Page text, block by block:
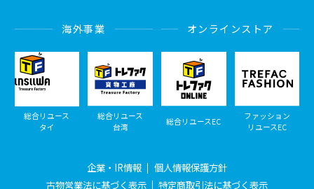
海外事業
総合リユース
タイ
総合リユース
台湾
オンラインストア
総合リユースEC
ファッション
リユースEC
企業・IR情報
個人情報保護方針
古物営業法に基づく表示
特定商取引法に基づく表示